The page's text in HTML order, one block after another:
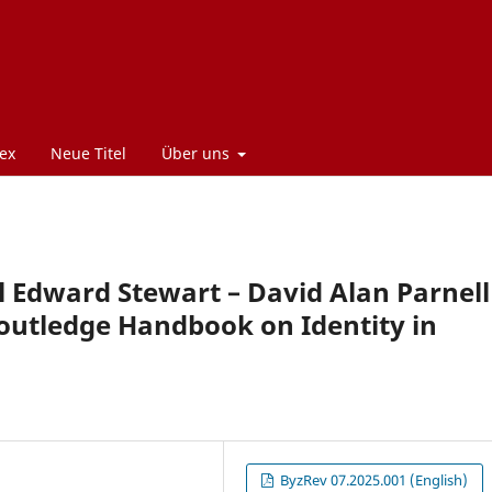
Neue Titel Über uns
Edward Stewart – David Alan
Handbook on Identity in
ByzRev 07.2025.001 (English)